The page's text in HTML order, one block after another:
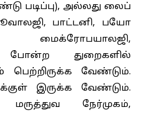
படிப்பு), அல்லது லைப்
பாட்டனி, பயோ
போன்ற துறைகளில்
பெற்றிருக்க வேண்டும்.
இருக்க வேண்டும்.
மருத்துவ நேர்முகம்,